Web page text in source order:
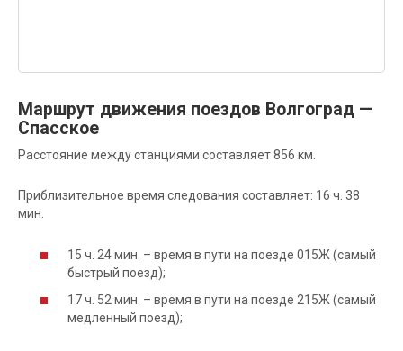
Маршрут движения поездов Волгоград —
Спасское
Расстояние между станциями составляет 856 км.
Приблизительное время следования составляет: 16 ч. 38
мин.
15 ч. 24 мин. – время в пути на поезде 015Ж (самый
быстрый поезд);
17 ч. 52 мин. – время в пути на поезде 215Ж (самый
медленный поезд);